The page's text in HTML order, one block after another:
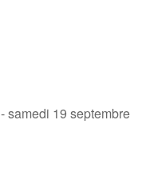
- samedi 19 septembre